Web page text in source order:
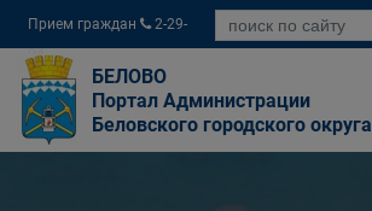
Прием граждан
2-29-
04
БЕЛОВО
Портал Администрации
Беловского городского округа